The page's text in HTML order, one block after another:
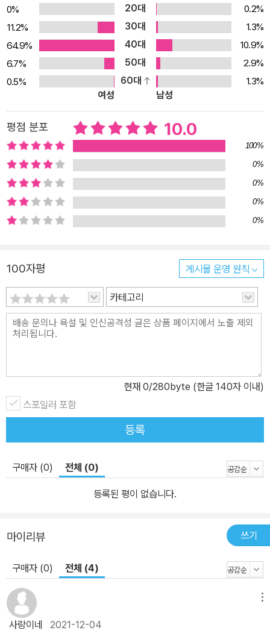
개념ㆍ원리와 흥미로운 이야기로 구성하였습니다. ★85권의 응용력
up 수학교실 ① [생활] 생일이 같을 가능성 ② [생활] 용지, 책, 카드,
사진, 지폐의 크기 ③ [역사] 옛날의 손가락 곱셈 ④ [음악] 음표와 분
놀이를 통하여 수학과 친해질 수 있는 특별한 공간입니다. 4. 수학 응
용력 쑥쑥! 수학워크북 응용편 인류의 생활 속에서 발견되어 발전해
습니다.
0% 20대
0.2%
11.2%
30대
1.3%
64.9%
40대
10.9%
6.7%
50대
2.9%
0.5%
60대
1.3%
여성
남성
평점 분포 10.0
100%
0%
0%
0%
0%
100자평 게시물 운영 원칙
카테고리
현재 0/280byte (한글 140자 이내)
스포일러 포함
등록
구매자 (0) 전체 (0)
등록된 평이 없습니다.
마이리뷰 쓰기
구매자 (0) 전체 (4)
사랑이네 2021-12-04